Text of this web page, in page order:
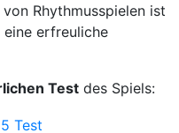
Rhythmusspielen ist
eine erfreuliche
Test des Spiels: